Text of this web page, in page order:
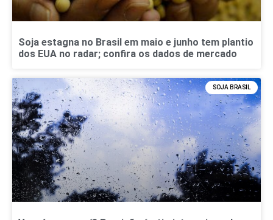
Soja estagna no Brasil em maio e junho tem plantio
dos EUA no radar; confira os dados de mercado
SOJA BRASIL